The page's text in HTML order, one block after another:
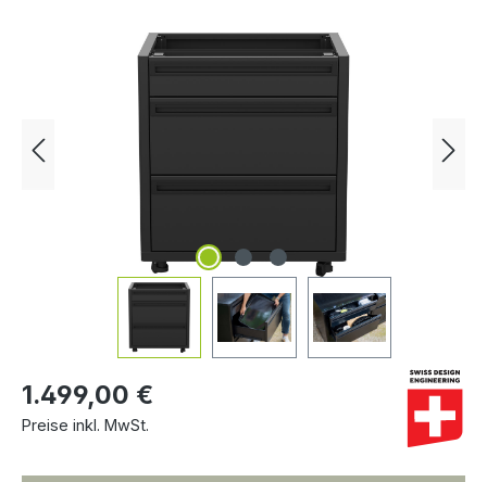
Bildergalerie überspringen
1.499,00 €
Preise inkl. MwSt.